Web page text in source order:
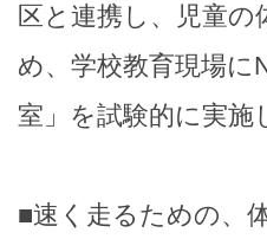
区と連携し、児童
め、学校教育現場
室」を試験的に実施
■速く走るための、